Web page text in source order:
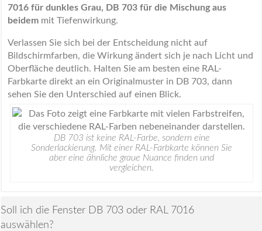
7016 für dunkles Grau, DB 703 für die Mischung aus
beidem mit Tiefenwirkung.
Verlassen Sie sich bei der Entscheidung nicht auf
Bildschirmfarben, die Wirkung ändert sich je nach Licht und
Oberfläche deutlich. Halten Sie am besten eine RAL-
Farbkarte direkt an ein Originalmuster in DB 703, dann
sehen Sie den Unterschied auf einen Blick.
DB 703 ist keine RAL-Farbe, sondern eine
Sonderlackierung. Mit einer RAL-Farbkarte können Sie
aber eine ähnliche graue Nuance finden und
vergleichen.
Soll ich die Fenster DB 703 oder RAL 7016
auswählen?